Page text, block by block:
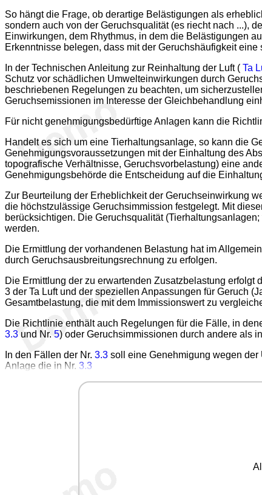
So hängt die Frage, ob derartige Belästigungen als
sondern auch von der Geruchsqualität (es riecht nach ...),
Einwirkungen, dem Rhythmus, in dem die Belästigungen
Erkenntnisse belegen, dass mit der Geruchshäufigkeit
In der Technischen Anleitung zur Reinhaltung der Luft ( Ta
Schutz vor schädlichen Umwelteinwirkungen durch
beschriebenen Regelungen zu beachten, um
Geruchsemissionen im Interesse der Gleichbehandlung
Für nicht genehmigungsbedürftige Anlagen kann die
Handelt es sich um eine Tierhaltungsanlage, so kann die
Genehmigungsvoraussetzungen mit der Einhaltung des
topografische Verhältnisse, Geruchsvorbelastung) eine
Genehmigungsbehörde die Entscheidung auf die
Zur Beurteilung der Erheblichkeit der Geruchseinwirkung
die höchstzulässige Geruchsimmission festgelegt. Mit
berücksichtigen. Die Geruchsqualität (Tierhaltungsanlagen;
werden.
Die Ermittlung der vorhandenen Belastung hat im
durch Geruchsausbreitungsrechnung zu erfolgen.
Die Ermittlung der zu erwartenden Zusatzbelastung erfolgt
3 der Ta Luft und der speziellen Anpassungen für Geruch
Gesamtbelastung, die mit dem Immissionswert zu
Die Richtlinie enthält auch Regelungen für die Fälle, in
3.3 und Nr. 5) oder Geruchsimmissionen durch andere als
In den Fällen der Nr. 3.3 soll eine Genehmigung wegen
Anlage die in Nr. 3.3